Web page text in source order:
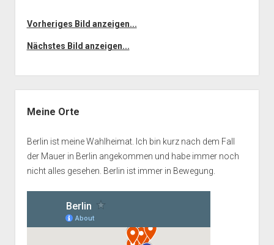
Vorheriges Bild anzeigen...
Nächstes Bild anzeigen...
Meine Orte
Berlin ist meine Wahlheimat. Ich bin kurz nach dem Fall
der Mauer in Berlin angekommen und habe immer noch
nicht alles gesehen. Berlin ist immer in Bewegung.